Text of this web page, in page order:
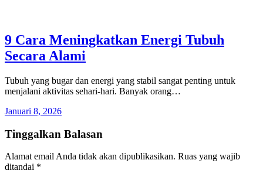
9 Cara Meningkatkan Energi Tubuh
Secara Alami
Tubuh yang bugar dan energi yang stabil sangat penting untuk
menjalani aktivitas sehari-hari. Banyak orang…
Januari 8, 2026
Tinggalkan Balasan
Alamat email Anda tidak akan dipublikasikan. Ruas yang wajib
ditandai *